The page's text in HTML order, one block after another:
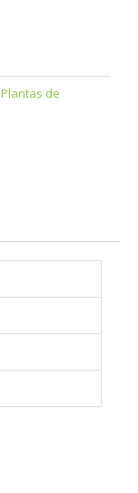
Plantas de